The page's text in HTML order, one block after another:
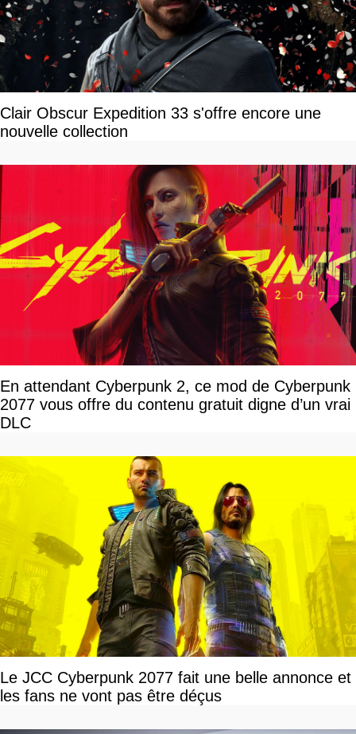
Clair Obscur Expedition 33 s'offre encore une
nouvelle collection
En attendant Cyberpunk 2, ce mod de Cyberpunk
2077 vous offre du contenu gratuit digne d’un vrai
DLC
Le JCC Cyberpunk 2077 fait une belle annonce et
les fans ne vont pas être déçus